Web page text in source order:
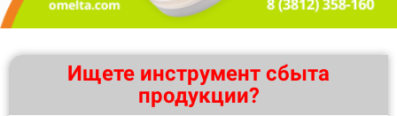
Ищете инструмент сбыта
продукции?